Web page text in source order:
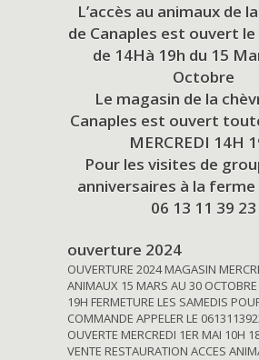
L’accès au animaux de
de Canaples est ouvert le
de 14Hà 19h du 15
Octobre
Le magasin de la
Canaples est ouvert
MERCREDI 14H
Pour les visites de
anniversaires à la ferme
06 13 11 39 23
ouverture 2024
OUVERTURE 2024 MAGASIN
ANIMAUX 15 MARS AU 30
19H FERMETURE LES SAMEDIS
COMMANDE APPELER LE
OUVERTE MERCREDI 1ER MAI 10H
VENTE RESTAURATION ACCES